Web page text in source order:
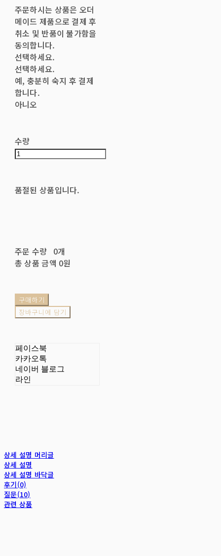
주문하시는 상품은 오더
메이드 제품으로 결제 후
취소 및 반품이 불가함을
동의합니다.
선택하세요.
선택하세요.
예, 충분히 숙지 후 결제
합니다.
아니오
수량
품절된 상품입니다.
주문 수량 0개
총 상품 금액 0원
구매하기
장바구니에 담기
페이스북
카카오톡
네이버 블로그
라인
상세 설명 머리글
상세 설명
상세 설명 바닥글
후기(0)
질문(10)
관련 상품